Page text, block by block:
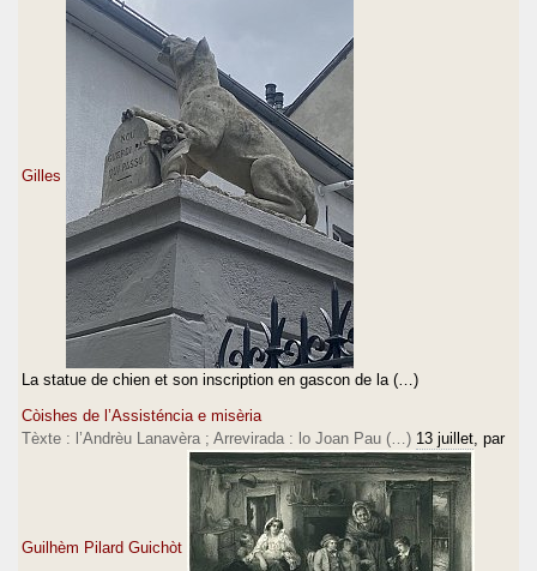
Gilles
La statue de chien et son inscription en gascon de la (…)
Còishes de l’Assisténcia e misèria
Tèxte : l’Andrèu Lanavèra ; Arrevirada : lo Joan Pau (…) 13 juillet, par
Guilhèm Pilard Guichòt